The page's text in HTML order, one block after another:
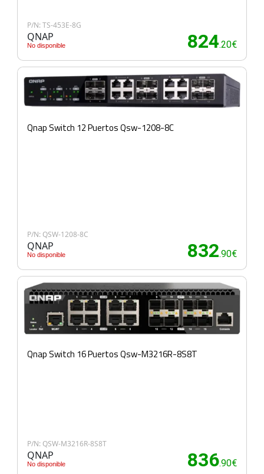
P/N: TS-453E-8G
QNAP
No disponible 824.20€
Qnap Switch 12 Puertos Qsw-1208-8C
P/N: QSW-1208-8C
QNAP
No disponible 832.90€
Qnap Switch 16 Puertos Qsw-M3216R-8S8T
P/N: QSW-M3216R-8S8T
QNAP
No disponible 836.90€